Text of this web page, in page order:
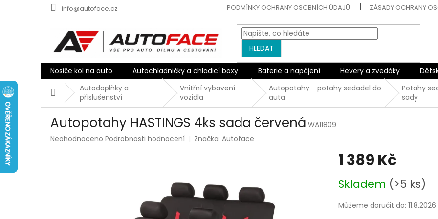
na
info@autoface.cz PODMÍNKY OCHRANY OSOBNÍCH ÚDAJŮ ZÁSADY OCHRANY
HLEDAT
Nosiče kol na auto Autochladničky a chladicí boxy Baterie a napájení Hevery a zvedáky
DomůAutodoplňky a
příslušenství
Vnitřní vybavení
vozidla
Autopotahy - potahy sedadel do
auta
Potahy
sady
Autopotahy HASTINGS 4ks sada červená WA11809
Průměrné
Neohodnoceno Podrobnosti hodnocení Značka:Autoface
1 389 Kč
cena:
Skladem (>5 ks)
Můžeme doručit do: 11.8.2026